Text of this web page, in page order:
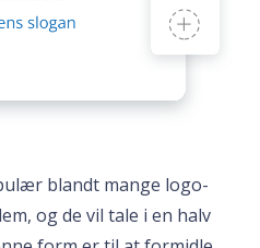
blandt mange logo-
og de vil tale i en halv